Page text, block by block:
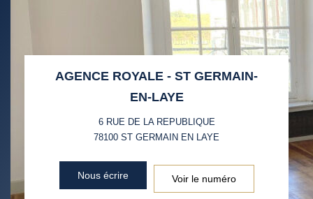
MÉNAGE
TAUX D'HABITATION
TAXE FONCIÈRE
PART DES MÉNAGES SANS
VOITURE
SUPERFICIE :
RÉSULTATS DES LYCÉES ECOLES ET CRÈCHES
RESTAURANTS ET CAFÉS COMMERCES
AGENCE ROYALE - ST GERMAIN-
EN-LAYE
6 RUE DE LA REPUBLIQUE
78100 ST GERMAIN EN LAYE
Nous écrire Voir le numéro